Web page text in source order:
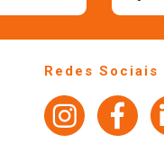
Redes Sociais